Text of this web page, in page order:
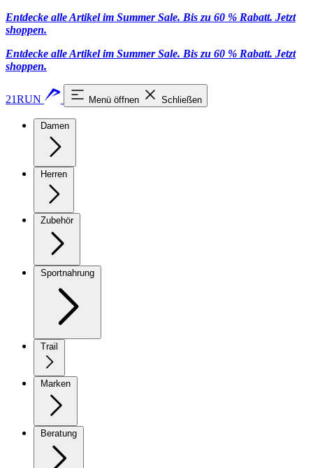
Entdecke alle Artikel im Summer Sale. Bis zu 60 % Rabatt. Jetzt
shoppen.
Entdecke alle Artikel im Summer Sale. Bis zu 60 % Rabatt. Jetzt
shoppen.
21RUN Menü öffnen Schließen
Damen
Herren
Zubehör
Sportnahrung
Trail
Marken
Beratung